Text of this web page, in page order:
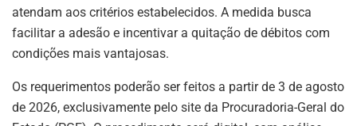
atendam aos critérios estabelecidos. A medida busca
facilitar a adesão e incentivar a quitação de débitos com
condições mais vantajosas.
Os requerimentos poderão ser feitos a partir de 3 de agosto
de 2026, exclusivamente pelo site da Procuradoria-Geral do